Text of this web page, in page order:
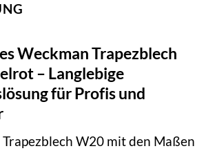
Weckman Trapezblech
– Langlebige
für Profis und
Trapezblech W20 mit den Maßen